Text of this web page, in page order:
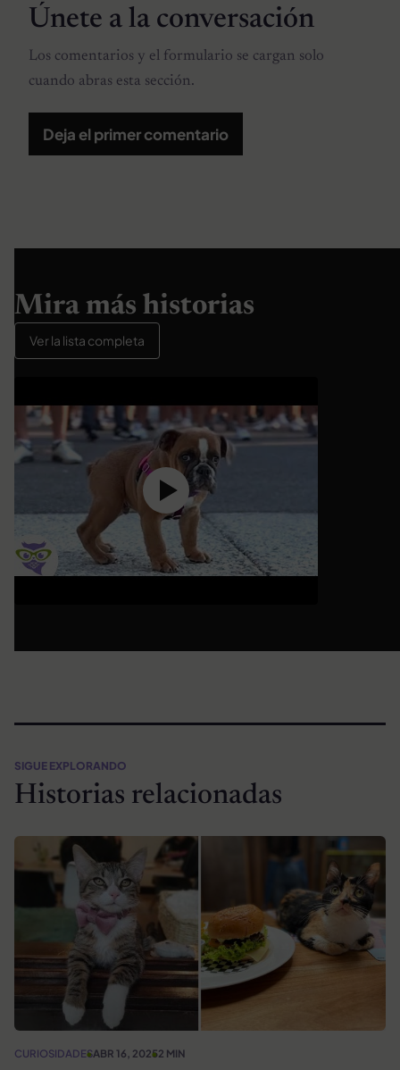
Únete a la conversación
Los comentarios y el formulario se cargan solo
cuando abras esta sección.
Deja el primer comentario
Mira más historias
Ver la lista completa
SIGUE EXPLORANDO
Historias relacionadas
CURIOSIDADESABR 16, 20252 MIN